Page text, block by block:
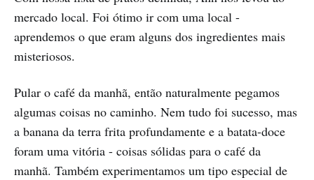
mercado local. Foi ótimo ir com uma local -
aprendemos o que eram alguns dos ingredientes mais
misteriosos.
Pular o café da manhã, então naturalmente pegamos
algumas coisas no caminho. Nem tudo foi sucesso, mas
a banana da terra frita profundamente e a batata-doce
foram uma vitória - coisas sólidas para o café da
manhã. Também experimentamos um tipo especial de